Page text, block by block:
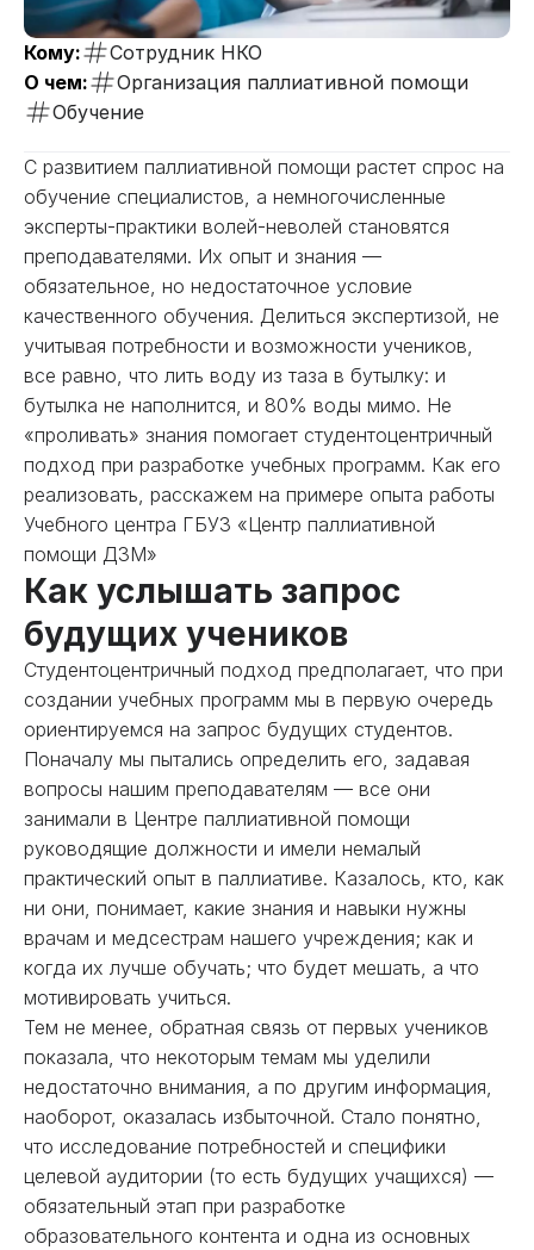
Кому:
Сотрудник НКО
О чем:
Организация паллиативной помощи
Обучение
С развитием паллиативной помощи растет спрос на
обучение специалистов, а немногочисленные
эксперты-практики волей-неволей становятся
преподавателями. Их опыт и знания —
обязательное, но недостаточное условие
качественного обучения. Делиться экспертизой, не
учитывая потребности и возможности учеников,
все равно, что лить воду из таза в бутылку: и
бутылка не наполнится, и 80% воды мимо. Не
«проливать» знания помогает студентоцентричный
подход при разработке учебных программ. Как его
реализовать, расскажем на примере опыта работы
Учебного центра ГБУЗ «Центр паллиативной
помощи ДЗМ»
Как услышать запрос
будущих учеников
Студентоцентричный подход предполагает, что при
создании учебных программ мы в первую очередь
ориентируемся на запрос будущих студентов.
Поначалу мы пытались определить его, задавая
вопросы нашим преподавателям — все они
занимали в Центре паллиативной помощи
руководящие должности и имели немалый
практический опыт в паллиативе. Казалось, кто, как
ни они, понимает, какие знания и навыки нужны
врачам и медсестрам нашего учреждения; как и
когда их лучше обучать; что будет мешать, а что
мотивировать учиться.
Тем не менее, обратная связь от первых учеников
показала, что некоторым темам мы уделили
недостаточно внимания, а по другим информация,
наоборот, оказалась избыточной. Стало понятно,
что исследование потребностей и специфики
целевой аудитории (то есть будущих учащихся) —
обязательный этап при разработке
образовательного контента и одна из основных